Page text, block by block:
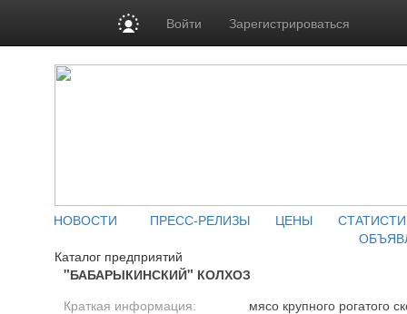
Войти Зарегистрироваться
НОВОСТИ ПРЕСС-РЕЛИЗЫ ЦЕНЫ
Каталог предприятий
"БАБАРЫКИНСКИЙ" КОЛХОЗ
Краткая информация: мясо крупного рогатого